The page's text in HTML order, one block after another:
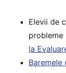
Elevii de
probleme
la